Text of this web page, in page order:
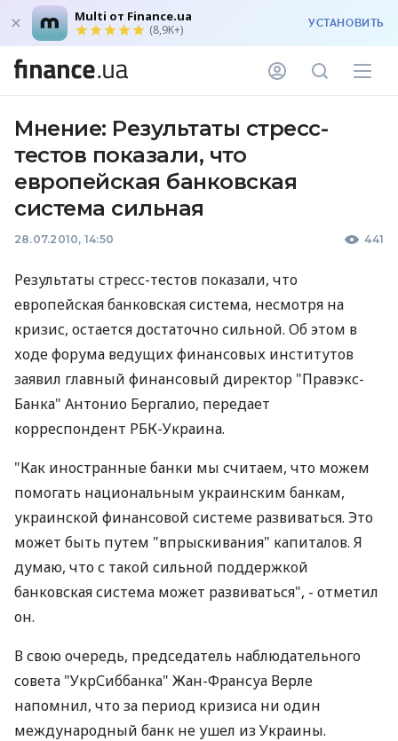
Multi от Finance.ua
(8,9K+) УСТАНОВИТЬ
Мнение: Результаты стресс-
тестов показали, что
европейская банковская
система сильная
28.07.2010, 14:50 441
Результаты стресс-тестов показали, что
европейская банковская система, несмотря на
кризис, остается достаточно сильной. Об этом в
ходе форума ведущих финансовых институтов
заявил главный финансовый директор "Правэкс-
Банка" Антонио Бергалио, передает
корреспондент РБК-Украина.
"Как иностранные банки мы считаем, что можем
помогать национальным украинским банкам,
украинской финансовой системе развиваться. Это
может быть путем "впрыскивания" капиталов. Я
думаю, что с такой сильной поддержкой
банковская система может развиваться", - отметил
он.
В свою очередь, председатель наблюдательного
совета "УкрСиббанка" Жан-Франсуа Верле
напомнил, что за период кризиса ни один
международный банк не ушел из Украины.